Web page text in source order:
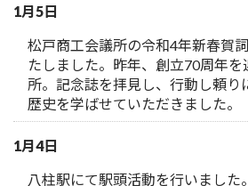
1月5日
松戸商工会議所の令和4年新春賀
たしました。昨年、創立70周年
所。記念誌を拝見し、行動し頼り
歴史を学ばせていただきました。
1月4日
八柱駅にて駅頭活動を行いました